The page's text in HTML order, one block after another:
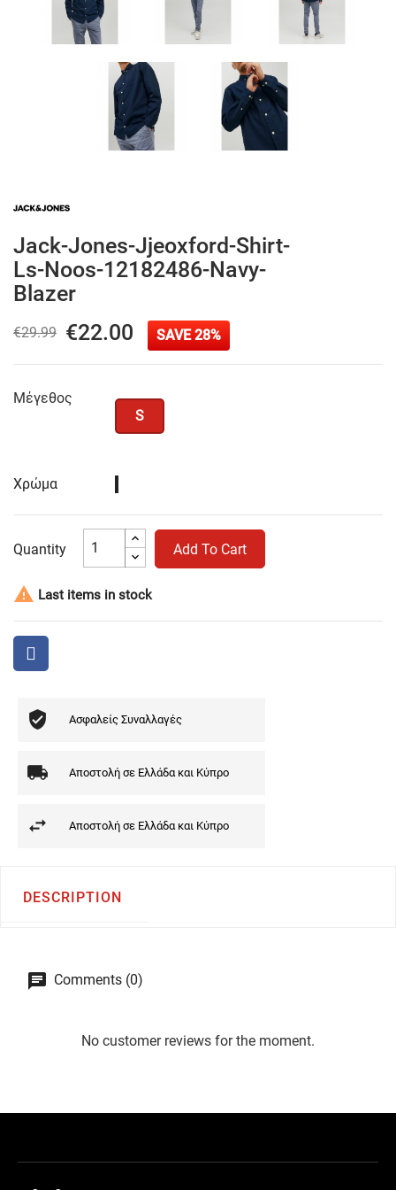
Jack-Jones-Jjeoxford-Shirt-
Ls-Noos-12182486-Navy-
Blazer
€29.99 €22.00 SAVE 28%
Μέγεθος
S
Χρώμα
Quantity Add To Cart
 Last items in stock
Ασφαλείς Συναλλαγές
Αποστολή σε Ελλάδα και Κύπρο
Αποστολή σε Ελλάδα και Κύπρο
DESCRIPTION
Comments (0)
No customer reviews for the moment.